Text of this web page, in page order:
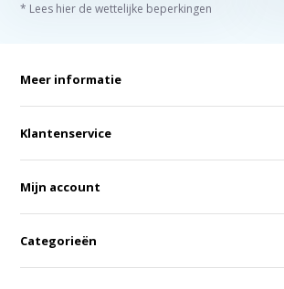
* Lees hier de wettelijke beperkingen
Meer informatie
Klantenservice
Mijn account
Categorieën